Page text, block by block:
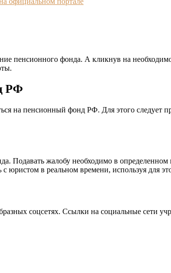
пенсионного фонда. А кликнув на
РФ
на пенсионный фонд РФ. Для этого следует
Подавать жалобу необходимо в
юристом в реальном времени, используя для
соцсетях. Ссылки на социальные сети